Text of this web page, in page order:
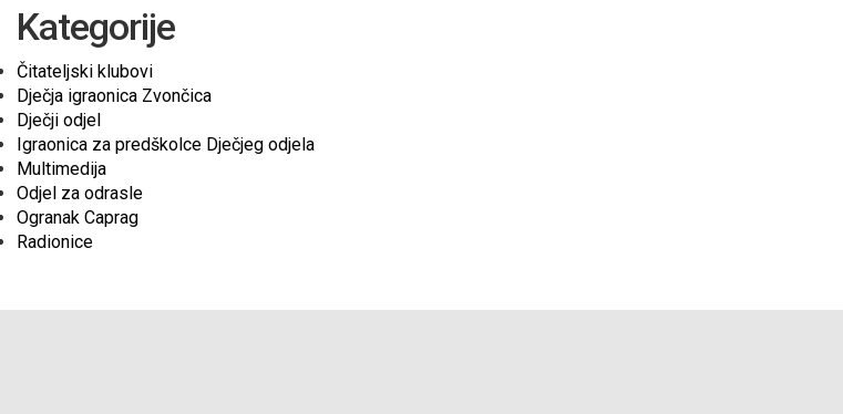
Kategorije
Čitateljski klubovi
Dječja igraonica Zvončica
Dječji odjel
Igraonica za predškolce Dječjeg odjela
Multimedija
Odjel za odrasle
Ogranak Caprag
Radionice